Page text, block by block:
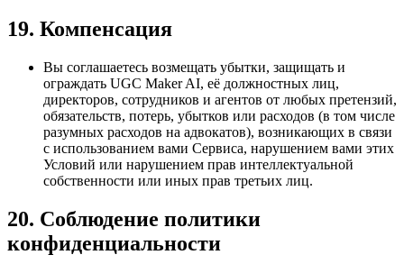
19. Компенсация
Вы соглашаетесь возмещать убытки, защищать и
ограждать UGC Maker AI, её должностных лиц,
директоров, сотрудников и агентов от любых претензий,
обязательств, потерь, убытков или расходов (в том числе
разумных расходов на адвокатов), возникающих в связи
с использованием вами Сервиса, нарушением вами этих
Условий или нарушением прав интеллектуальной
собственности или иных прав третьих лиц.
20. Соблюдение политики
конфиденциальности